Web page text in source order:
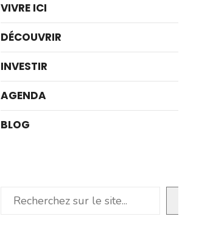
VIVRE ICI
DÉCOUVRIR
INVESTIR
AGENDA
BLOG
Rechercher